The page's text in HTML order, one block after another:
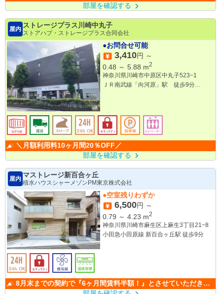
部屋を確認する
屋内
ストレージプラス川崎中丸子
ストアハブ・ストレージプラス合同会社
●お問合せ可能
3,410円 ～
0.48 ～ 5.88 m2
神奈川県川崎市中原区中丸子523−1
ＪＲ南武線「向河原」駅 徒歩9分
＼月額利用料10ヶ月間20％OFF／
部屋を確認する
屋内
マストレージ新百合ヶ丘
積水ハウスシャーメゾンPM東京株式会社
●空室残りわずか
6,500円 ～
0.79 ～ 4.23 m2
神奈川県川崎市麻生区上麻生3丁目21−8
小田急小田原線 新百合ヶ丘駅 徒歩9分